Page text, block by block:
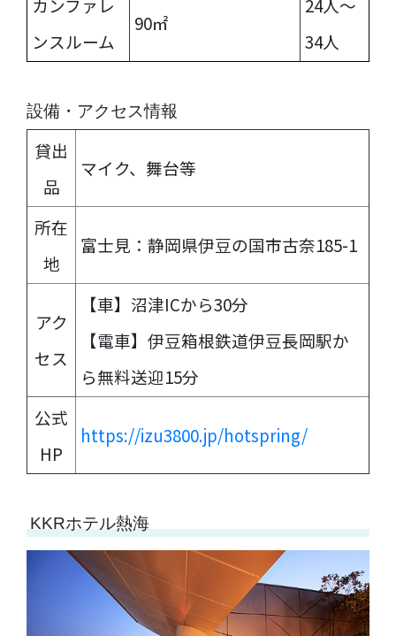
カンファレ
ンスルーム
90㎡
24人〜
34人
設備・アクセス情報
貸出
品
マイク、舞台等
所在
地
富士見：静岡県伊豆の国市古奈185-1
アク
セス
【車】沼津ICから30分
【電車】伊豆箱根鉄道伊豆長岡駅か
ら無料送迎15分
公式
HP
https://izu3800.jp/hotspring/
KKRホテル熱海